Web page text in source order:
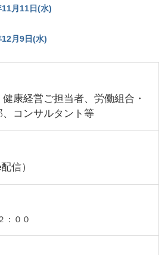
月11日(水)
月9日(水)
康経営ご担当者、労働組合・
コンサルタント等
信）
：００